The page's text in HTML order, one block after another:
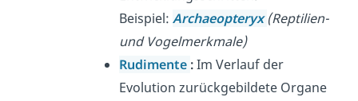
Beispiel:Archaeopteryx(Reptilien-
und Vogelmerkmale)
Rudimente :Im Verlauf der
Evolution zurückgebildete Organe